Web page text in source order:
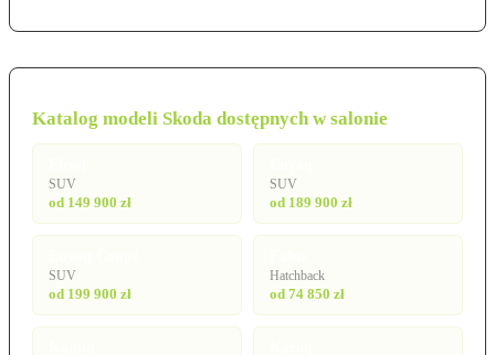
Katalog modeli Skoda dostępnych w salonie
SUV
od 149 900 zł
SUV
od 189 900 zł
SUV
od 199 900 zł
Hatchback
od 74 850 zł